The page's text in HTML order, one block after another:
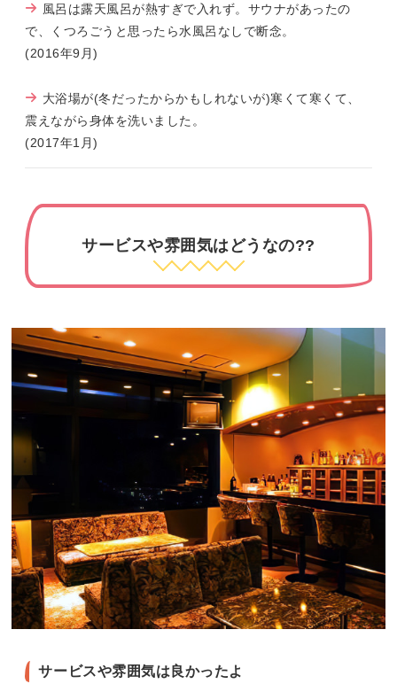
風呂は露天風呂が熱すぎで入れず。サウナがあったの
で、くつろごうと思ったら水風呂なしで断念。
(2016年9月)
大浴場が(冬だったからかもしれないが)寒くて寒くて、
震えながら身体を洗いました。
(2017年1月)
サービスや雰囲気はどうなの??
サービスや雰囲気は良かったよ